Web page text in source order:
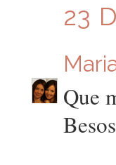
23
Que